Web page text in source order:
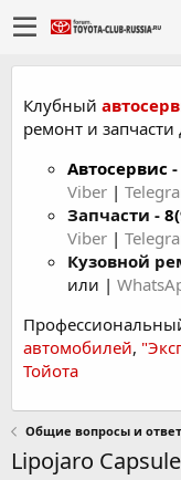
Клубный
ремонт и запчасти
Автосервис -
Viber |
Запчасти -
Viber |
Кузовной
или |
автомобилей,
Тойота
Общие вопросы и
Lipojaro